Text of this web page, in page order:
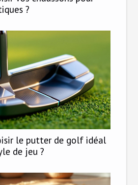
?
le putter de golf idéal
de jeu ?